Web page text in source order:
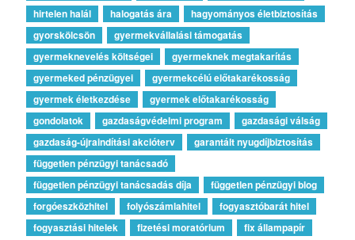
hirtelen halál
halogatás ára
hagyományos életbiztosítás
gyorskölcsön
gyermekvállalási támogatás
gyermeknevelés költségei
gyermeknek megtakarítás
gyermeked pénzügyei
gyermekcélú előtakarékosság
gyermek életkezdése
gyermek előtakarékosság
gondolatok
gazdaságvédelmi program
gazdasági válság
gazdaság-újraindítási akcióterv
garantált nyugdíjbiztosítás
független pénzügyi tanácsadó
független pénzügyi tanácsadás díja
független pénzügyi blog
forgóeszközhitel
folyószámlahitel
fogyasztóbarát hitel
fogyasztási hitelek
fizetési moratórium
fix állampapír